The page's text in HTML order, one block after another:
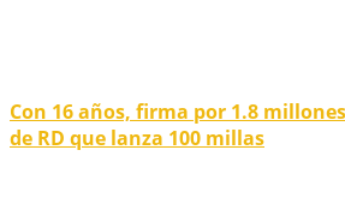
Con 16 años, firma por 1.8
de RD que lanza 100 millas